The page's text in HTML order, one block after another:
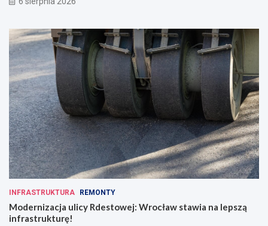
INFRASTRUKTURA REMONTY
Modernizacja ulicy Rdestowej: Wrocław stawia na lepszą
infrastrukturę!